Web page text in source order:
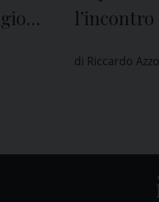
di Riccardo